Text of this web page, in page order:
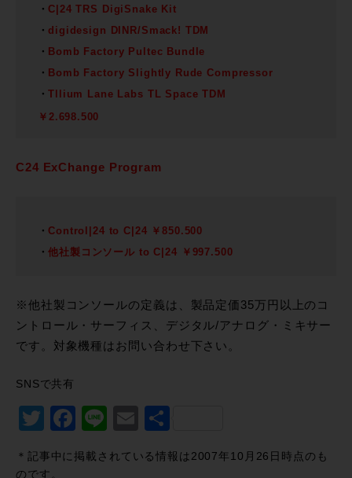
C|24 TRS DigiSnake Kit
digidesign DINR/Smack! TDM
Bomb Factory Pultec Bundle
Bomb Factory Slightly Rude Compressor
Tllium Lane Labs TL Space TDM
￥2.698.500
C24 ExChange Program
Control|24 to C|24 ￥850.500
他社製コンソール to C|24 ￥997.500
※他社製コンソールの定義は、製品定価35万円以上のコ
ントロール・サーフィス、デジタル/アナログ・ミキサー
です。対象機種はお問い合わせ下さい。
SNSで共有
Twitter
Facebook
LineEmail
＊記事中に掲載されている情報は2007年10月26日時点のも
のです。